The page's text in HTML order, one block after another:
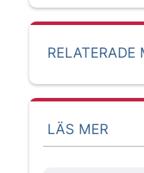
RELATERADE
LÄS MER